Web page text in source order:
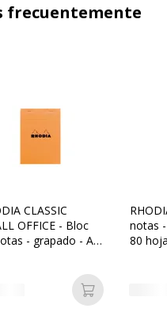
frecuentemente
CLASSIC
OFFICE - Bloc
- grapado - A5
Añadir a la
notas
80